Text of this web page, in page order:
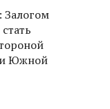
Залогом
и Южной